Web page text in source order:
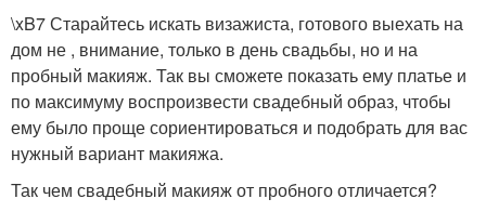
\xB7 Старайтесь искать визажиста, готового выехать на
дом не , внимание, только в день свадьбы, но и на
пробный макияж. Так вы сможете показать ему платье и
по максимуму воспроизвести свадебный образ, чтобы
ему было проще сориентироваться и подобрать для вас
нужный вариант макияжа.
Так чем свадебный макияж от пробного отличается?